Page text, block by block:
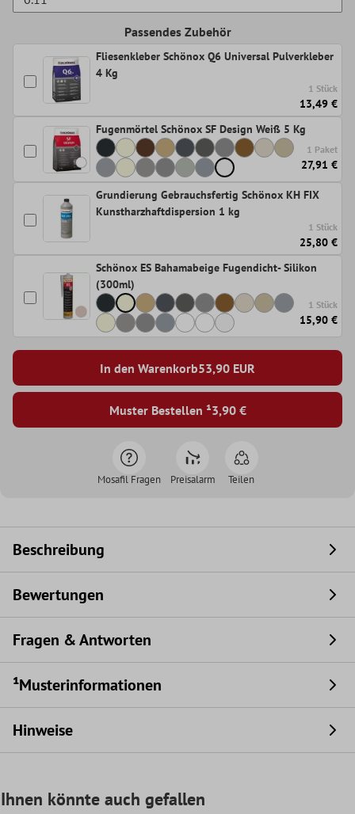
Passendes Zubehör
Fliesenkleber Schönox Q6 Universal Pulverkleber
4 Kg
1 Stück
13,49 €
Fugenmörtel Schönox SF Design Weiß 5 Kg
1 Paket
27,91 €
Grundierung Gebrauchsfertig Schönox KH FIX
Kunstharzhaftdispersion 1 kg
1 Stück
25,80 €
Schönox ES Bahamabeige Fugendicht- Silikon
(300ml)
1 Stück
15,90 €
In den Warenkorb53,90 EUR
Muster Bestellen ¹3,90 €
Mosafil Fragen Preisalarm Teilen
Beschreibung
Bewertungen
Fragen & Antworten
¹Musterinformationen
Hinweise
Ihnen könnte auch gefallen